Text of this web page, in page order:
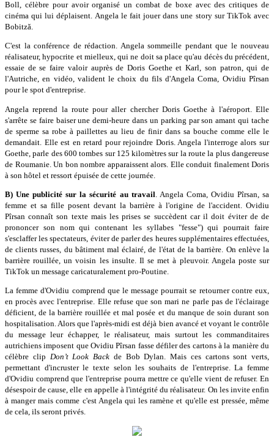
Boll, célèbre pour avoir organisé un combat de boxe avec des critiques de
cinéma qui lui déplaisent. Angela le fait jouer dans une story sur TikTok avec
Bobitză.
C'est la conférence de rédaction. Angela sommeille pendant que le nouveau
réalisateur, hypocrite et mielleux, qui ne doit sa place qu'au décès du précédent,
essaie de se faire valoir auprès de Doris Goethe et Karl, son patron, qui de
l'Autriche, en vidéo, valident le choix du fils d'Angela Coma, Ovidiu Pîrsan
pour le spot d'entreprise.
Angela reprend la route pour aller chercher Doris Goethe à l'aéroport. Elle
s'arrête se faire baiser une demi-heure dans un parking par son amant qui tache
de sperme sa robe à paillettes au lieu de finir dans sa bouche comme elle le
demandait. Elle est en retard pour rejoindre Doris. Angela l'interroge alors sur
Goethe, parle des 600 tombes sur 125 kilomètres sur la route la plus dangereuse
de Roumanie. Un bon nombre apparaissent alors. Elle conduit finalement Doris
à son hôtel et ressort épuisée de cette journée.
B) Une publicité sur la sécurité au travail . Angela Coma, Ovidiu Pîrsan, sa
femme et sa fille posent devant la barrière à l'origine de l'accident. Ovidiu
Pîrsan connaît son texte mais les prises se succèdent car il doit éviter de de
prononcer son nom qui contenant les syllabes "fesse") qui pourrait faire
s'esclaffer les spectateurs, éviter de parler des heures supplémentaires effectuées,
de clients russes, du bâtiment mal éclairé, de l'état de la barrière. On enlève la
barrière rouillée, un voisin les insulte. Il se met à pleuvoir. Angela poste sur
TikTok un message caricaturalement pro-Poutine.
La femme d'Ovidiu comprend que le message pourrait se retourner contre eux,
en procès avec l'entreprise. Elle refuse que son mari ne parle pas de l'éclairage
déficient, de la barrière rouillée et mal posée et du manque de soin durant son
hospitalisation. Alors que l'après-midi est déjà bien avancé et voyant le contrôle
du message leur échapper, le réalisateur, mais surtout les commanditaires
autrichiens imposent que Ovidiu Pîrsan fasse défiler des cartons à la manière du
célèbre clip Don’t Look Back de Bob Dylan. Mais ces cartons sont verts,
permettant d'incruster le texte selon les souhaits de l'entreprise. La femme
d'Ovidiu comprend que l'entreprise pourra mettre ce qu'elle vient de refuser. En
désespoir de cause, elle en appelle à l'intégrité du réalisateur. On les invite enfin
à manger mais comme c'est Angela qui les ramène et qu'elle est pressée, même
de cela, ils seront privés.